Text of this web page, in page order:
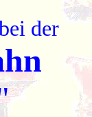
der